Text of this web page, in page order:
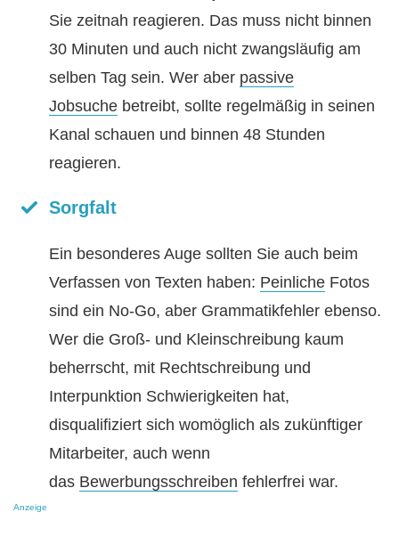
Sie zeitnah reagieren. Das muss nicht binnen
30 Minuten und auch nicht zwangsläufig am
selben Tag sein. Wer aber passive
Jobsuche betreibt, sollte regelmäßig in seinen
Kanal schauen und binnen 48 Stunden
reagieren.
Sorgfalt
Ein besonderes Auge sollten Sie auch beim
Verfassen von Texten haben: Peinliche Fotos
sind ein No-Go, aber Grammatikfehler ebenso.
Wer die Groß- und Kleinschreibung kaum
beherrscht, mit Rechtschreibung und
Interpunktion Schwierigkeiten hat,
disqualifiziert sich womöglich als zukünftiger
Mitarbeiter, auch wenn
das Bewerbungsschreiben fehlerfrei war.
Anzeige